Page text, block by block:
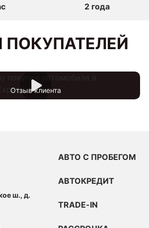
2 года
Отзыв клиента
ш., д.
АВТО С ПРОБЕГОМ
АВТОКРЕДИТ
TRADE-IN